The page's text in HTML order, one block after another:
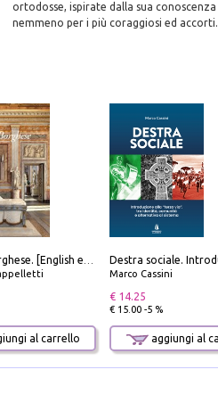
ortodosse, ispirate dalla sua
nemmeno per i più coraggiosi ed accorti.
al carrello
Marco Cassini
€ 14.25
€ 15.00 -5 %
aggiungi al